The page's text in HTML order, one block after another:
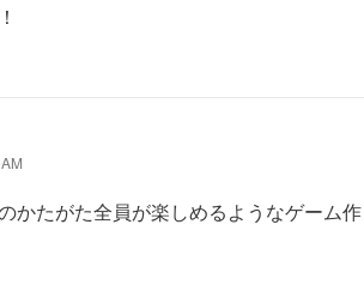
かたがた全員が楽しめるようなゲーム